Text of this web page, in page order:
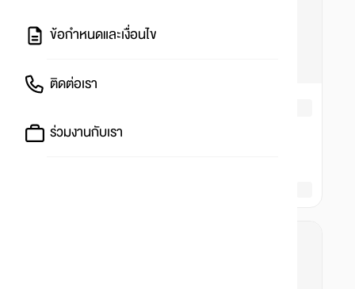
ข้อกำหนดและเงื่อนไข
ติดต่อเรา
ร่วมงานกับเรา